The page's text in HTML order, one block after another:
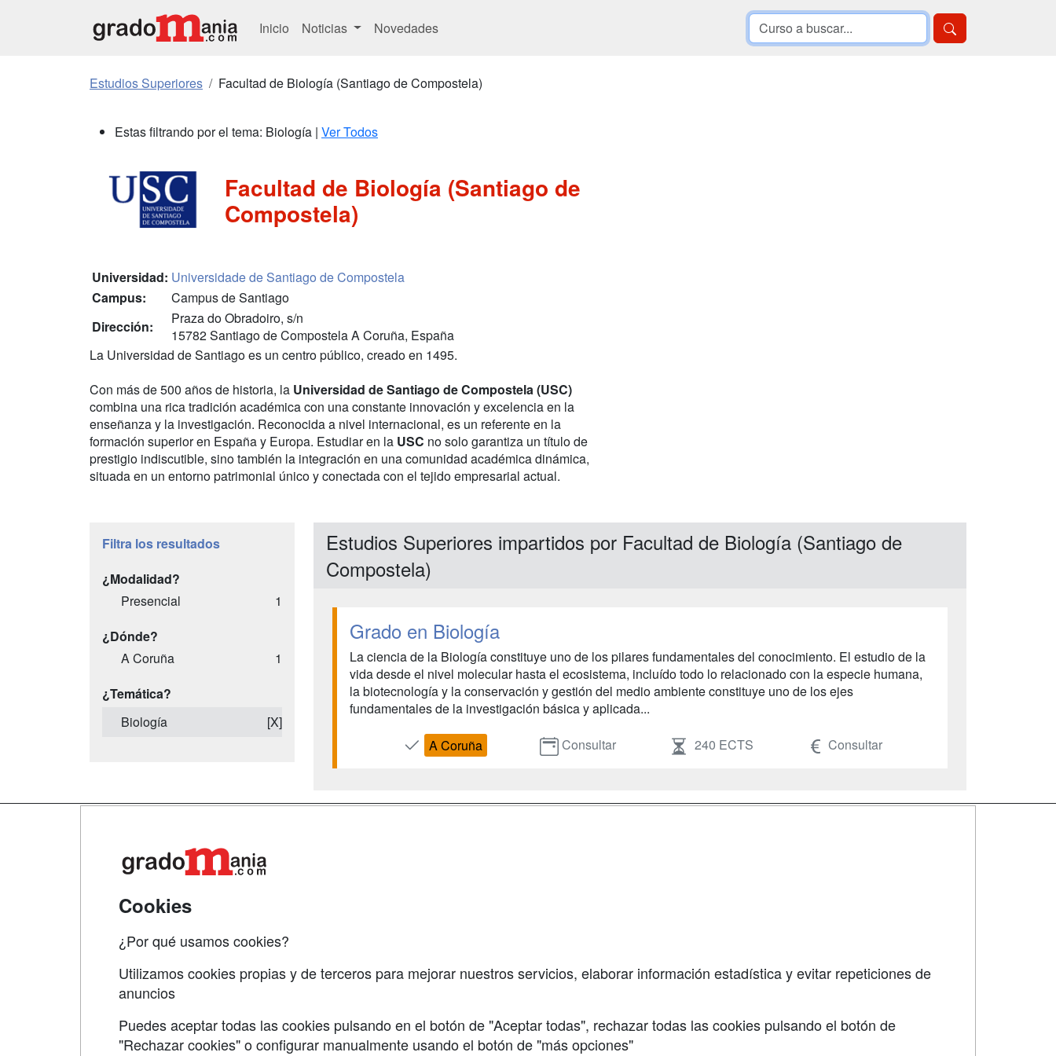
Inicio Noticias Novedades
Estudios Superiores Facultad de Biología (Santiago de Compostela)
Estas filtrando por el tema: Biología | Ver Todos
Facultad de Biología (Santiago de
Compostela)
Universidad: Universidade de Santiago de Compostela
Campus:
Campus de Santiago
Dirección:
Praza do Obradoiro, s/n
15782 Santiago de Compostela A Coruña, España
La Universidad de Santiago es un centro público, creado en 1495.
Con más de 500 años de historia, la Universidad de Santiago de Compostela (USC)
combina una rica tradición académica con una constante innovación y excelencia en la
enseñanza y la investigación. Reconocida a nivel internacional, es un referente en la
formación superior en España y Europa. Estudiar en la USC no solo garantiza un título de
prestigio indiscutible, sino también la integración en una comunidad académica dinámica,
situada en un entorno patrimonial único y conectada con el tejido empresarial actual.
Filtra los resultados
¿Modalidad?
Presencial
1
¿Dónde?
A Coruña
1
¿Temática?
Biología
[X]
Estudios Superiores impartidos por Facultad de Biología (Santiago de
Compostela)
Grado en Biología
La ciencia de la Biología constituye uno de los pilares fundamentales del conocimiento. El estudio de la
vida desde el nivel molecular hasta el ecosistema, incluído todo lo relacionado con la especie humana,
la biotecnología y la conservación y gestión del medio ambiente constituye uno de los ejes
fundamentales de la investigación básica y aplicada...
A Coruña Consultar 240 ECTS Consultar
Grupo formazion:
Cookies
¿Por qué usamos cookies?
Utilizamos cookies propias y de terceros para mejorar nuestros servicios, elaborar información estadística y evitar repeticiones de
anuncios
Puedes aceptar todas las cookies pulsando en el botón de "Aceptar todas", rechazar todas las cookies pulsando el botón de
"Rechazar cookies" o configurar manualmente usando el botón de "más opciones"